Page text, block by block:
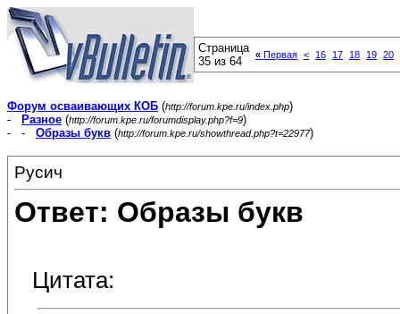
Страница
35 из 64
« Первая < 16 17 18 19 20
Форум осваивающих КОБ (http://forum.kpe.ru/index.php)
-
Разное (http://forum.kpe.ru/forumdisplay.php?f=9)
- - Образы букв (http://forum.kpe.ru/showthread.php?t=22977)
Русич
Ответ: Образы букв
Цитата: